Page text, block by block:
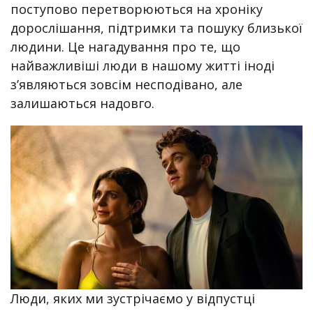
поступово перетворюються на хроніку
дорослішання, підтримки та пошуку близької
людини. Це нагадування про те, що
найважливіші люди в нашому житті іноді
з’являються зовсім несподівано, але
залишаються надовго.
Люди, яких ми зустрічаємо у відпустці